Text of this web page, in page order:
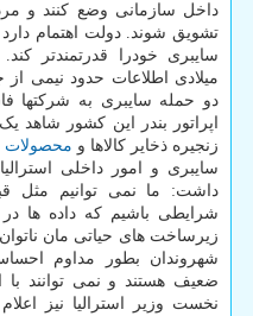
داخل سازمانی وضع کنند و
دو حمله سایبری به شرکتها
اپراتور بندر این کشور شاهد
زنجیره ذخایر کالاها و محصولات
سایبری و امور داخلی
داشت: ما نمی توانیم مثل
شرایطی باشیم که داده ها
زیرساخت های حیاتی مان
شهروندان بطور مداوم
ضعیف هستند و نمی توانند با این
نخست وزیر استرالیا نیز